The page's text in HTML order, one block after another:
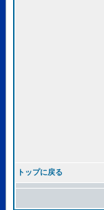
トップに戻る